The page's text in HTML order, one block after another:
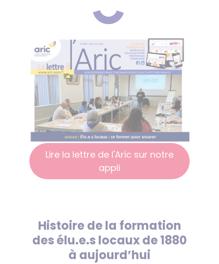
Lire la lettre de l'Aric sur notre
appli
Histoire de la formation
des élu.e.s locaux de 1880
à aujourd’hui